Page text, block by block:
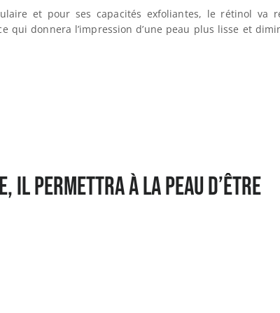
et pour ses capacités exfoliantes, le rétinol va
qui donnera l’impression d’une peau plus lisse et
il permettra à la peau d’être